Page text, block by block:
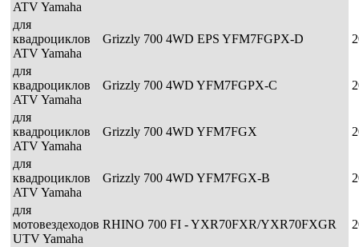
ATV Yamaha
для
квадроциклов
ATV Yamaha
Grizzly 700 4WD EPS YFM7FGPX-D
для
квадроциклов
ATV Yamaha
Grizzly 700 4WD YFM7FGPX-C
для
квадроциклов
ATV Yamaha
Grizzly 700 4WD YFM7FGX
для
квадроциклов
ATV Yamaha
Grizzly 700 4WD YFM7FGX-B
для
мотовездеходов
UTV Yamaha
RHINO 700 FI - YXR70FXR/YXR70FXGR